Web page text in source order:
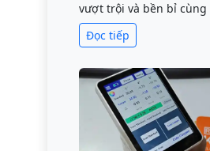
vượt trội và bền bỉ
Đọc tiếp